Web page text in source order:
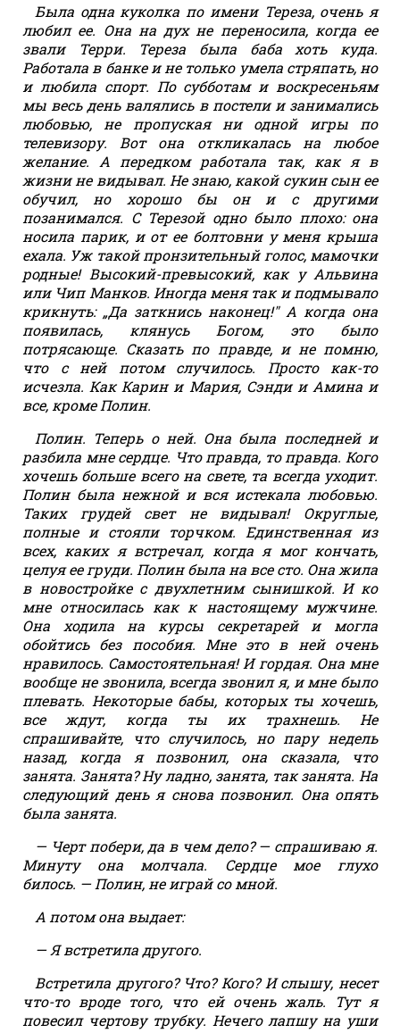
Была одна куколка по имени Тереза, очень я
любил ее. Она на дух не переносила, когда ее
звали Терри. Тереза была баба хоть куда.
Работала в банке и не только умела стряпать, но
и любила спорт. По субботам и воскресеньям
мы весь день валялись в постели и занимались
любовью, не пропуская ни одной игры по
телевизору. Вот она откликалась на любое
желание. А передком работала так, как я в
жизни не видывал. Не знаю, какой сукин сын ее
обучил, но хорошо бы он и с другими
позанимался. С Терезой одно было плохо: она
носила парик, и от ее болтовни у меня крыша
ехала. Уж такой пронзительный голос, мамочки
родные! Высокий-превысокий, как у Альвина
или Чип Манков. Иногда меня так и подмывало
крикнуть: „Да заткнись наконец!" А когда она
появилась, клянусь Богом, это было
потрясающе. Сказать по правде, и не помню,
что с ней потом случилось. Просто как-то
исчезла. Как Карин и Мария, Сэнди и Амина и
все, кроме Полин.
Полин. Теперь о ней. Она была последней и
разбила мне сердце. Что правда, то правда. Кого
хочешь больше всего на свете, та всегда уходит.
Полин была нежной и вся истекала любовью.
Таких грудей свет не видывал! Округлые,
полные и стояли торчком. Единственная из
всех, каких я встречал, когда я мог кончать,
целуя ее груди. Полин была на все сто. Она жила
в новостройке с двухлетним сынишкой. И ко
мне относилась как к настоящему мужчине.
Она ходила на курсы секретарей и могла
обойтись без пособия. Мне это в ней очень
нравилось. Самостоятельная! И гордая. Она мне
вообще не звонила, всегда звонил я, и мне было
плевать. Некоторые бабы, которых ты хочешь,
все ждут, когда ты их трахнешь. Не
спрашивайте, что случилось, но пару недель
назад, когда я позвонил, она сказала, что
занята. Занята? Ну ладно, занята, так занята. На
следующий день я снова позвонил. Она опять
была занята.
— Черт побери, да в чем дело? — спрашиваю я.
Минуту она молчала. Сердце мое глухо
билось. — Полин, не играй со мной.
А потом она выдает:
— Я встретила другого.
Встретила другого? Что? Кого? И слышу, несет
что-то вроде того, что ей очень жаль. Тут я
повесил чертову трубку. Нечего лапшу на уши